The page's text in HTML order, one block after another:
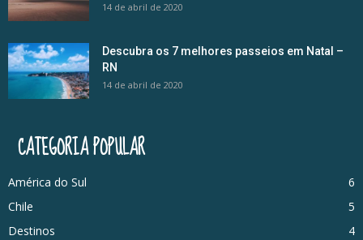
14 de abril de 2020
Descubra os 7 melhores passeios em Natal –
RN
14 de abril de 2020
CATEGORIA POPULAR
América do Sul
6
Chile
5
Destinos
4